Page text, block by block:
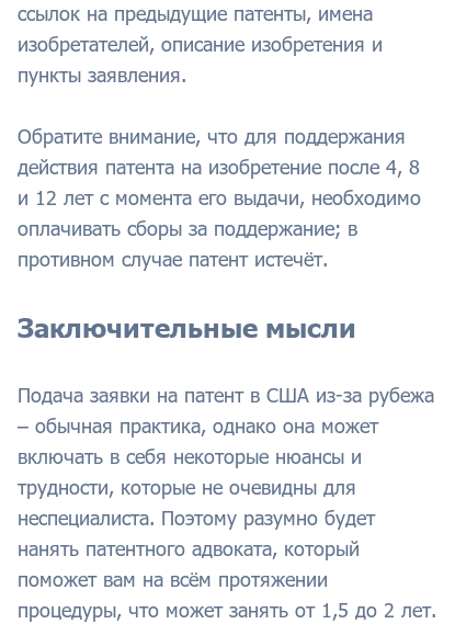
ссылок на предыдущие патенты, имена
изобретателей, описание изобретения и
пункты заявления.
Обратите внимание, что для поддержания
действия патента на изобретение после 4, 8
и 12 лет с момента его выдачи, необходимо
оплачивать сборы за поддержание; в
противном случае патент истечёт.
Заключительные мысли
Подача заявки на патент в США из-за рубежа
– обычная практика, однако она может
включать в себя некоторые нюансы и
трудности, которые не очевидны для
неспециалиста. Поэтому разумно будет
нанять патентного адвоката, который
поможет вам на всём протяжении
процедуры, что может занять от 1,5 до 2 лет.